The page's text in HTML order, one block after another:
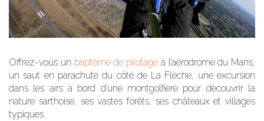
Offrez-vous un baptême de pilotage à l’aérodrome du Mans,
un saut en parachute du côté de La Flèche, une excursion
dans les airs à bord d’une montgolfière pour découvrir la
nature sarthoise, ses vastes forêts, ses châteaux et villages
typiques.